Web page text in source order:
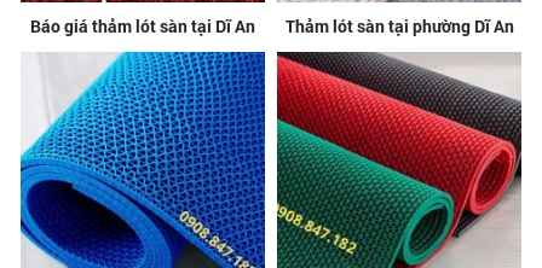
Báo giá thảm lót sàn tại Dĩ An Thảm lót sàn tại phường Dĩ An